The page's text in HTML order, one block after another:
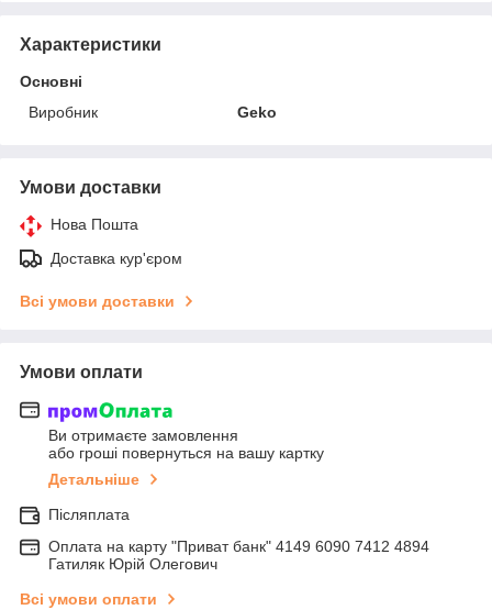
Характеристики
Основні
Виробник
Geko
Умови доставки
Нова Пошта
Доставка кур'єром
Всі умови доставки
Умови оплати
Ви отримаєте замовлення
або гроші повернуться на вашу картку
Детальніше
Післяплата
Оплата на карту "Приват банк" 4149 6090 7412 4894
Гатиляк Юрій Олегович
Всі умови оплати